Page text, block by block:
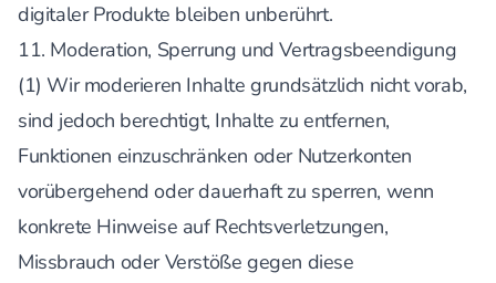
digitaler Produkte bleiben unberührt.
11. Moderation, Sperrung und Vertragsbeendigung
(1) Wir moderieren Inhalte grundsätzlich nicht vorab,
sind jedoch berechtigt, Inhalte zu entfernen,
Funktionen einzuschränken oder Nutzerkonten
vorübergehend oder dauerhaft zu sperren, wenn
konkrete Hinweise auf Rechtsverletzungen,
Missbrauch oder Verstöße gegen diese